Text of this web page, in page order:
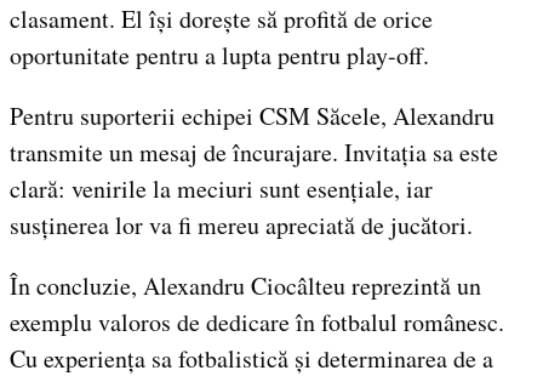
clasament. El își dorește să profită de orice
oportunitate pentru a lupta pentru play-off.
Pentru suporterii echipei CSM Săcele, Alexandru
transmite un mesaj de încurajare. Invitația sa este
clară: venirile la meciuri sunt esențiale, iar
susținerea lor va fi mereu apreciată de jucători.
În concluzie, Alexandru Ciocâlteu reprezintă un
exemplu valoros de dedicare în fotbalul românesc.
Cu experiența sa fotbalistică și determinarea de a